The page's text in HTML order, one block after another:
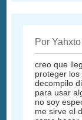
Por
creo que
proteger
decompilo
para usar
no soy
me sirve el